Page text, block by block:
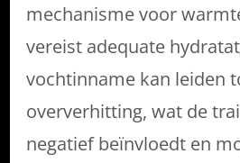
mechanisme voor
vereist adequate
vochtinname kan leiden
oververhitting, wat de
negatief beïnvloedt en